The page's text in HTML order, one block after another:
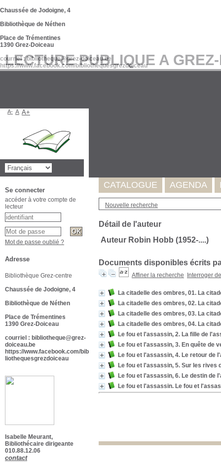
LECTURE PUBLIQUE A
Nouvelle recherche
Détail de l'auteur
Auteur Robin Hobb (1952-....)
Documents disponibles écrits
Affiner la recherche Interroger
La citadelle des ombres, 01. La
La citadelle des ombres, 02. La
La citadelle des ombres, 03. La
La citadelle des ombres, 04. La
Le fou et l'assassin, 2. La fille de
Le fou et l'assassin, 3. En quête de
Le fou et l'assassin, 4. Le retour de
Le fou et l'assassin, 5. Sur les rives
Le fou et l'assassin, 6. Le destin de
Le fou et l'assassin. Le fou et
Chaussée de Jodoigne, 4
Bibliothèque de Néthen
Place de Trémentines
1390 Grez-Doiceau
courriel : bibliotheque@grez-doiceau.be
https://www.facebook.com/bibliothequesgrezdoiceau
CATALOGUE AGENDA
A- A A+
Se connecter
accéder à votre compte de
lecteur
Mot de passe oublié ?
Adresse
Bibliothèque Grez-centre
Chaussée de Jodoigne, 4
Bibliothèque de Néthen
Place de Trémentines
1390 Grez-Doiceau
courriel : bibliotheque@grez-
doiceau.be
https://www.facebook.com/bib
liothequesgrezdoiceau
Isabelle Meurant,
Bibliothécaire dirigeante
010.88.12.06
contact